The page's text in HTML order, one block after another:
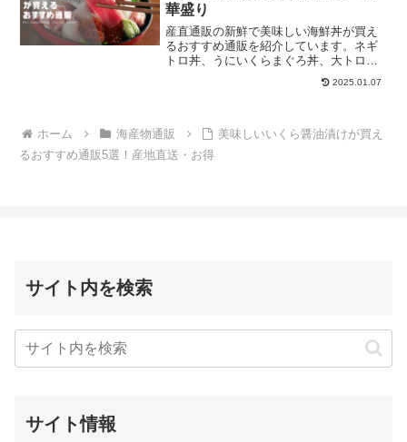
華盛り
産直通販の新鮮で美味しい海鮮丼が買え
るおすすめ通販を紹介しています。ネギ
トロ丼、うにいくらまぐろ丼、大トロ丼
など多種多様な海鮮丼が買えるお店を比
2025.01.07
ホーム 海産物通販
美味しいいくら醤油漬けが買え
るおすすめ通販5選！産地直送・お得
サイト内を検索
サイト情報